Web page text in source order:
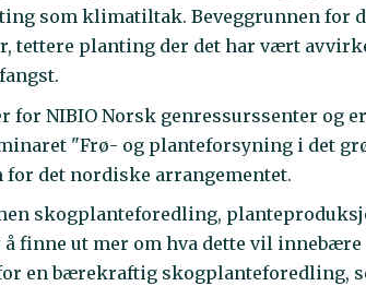
som klimatiltak. Beveggrunnen for
tettere planting der det har vært
for NIBIO Norsk genressurssenter og
"Frø- og planteforsyning i det
det nordiske arrangementet.
skogplanteforedling,
å finne ut mer om hva dette vil
en bærekraftig skogplanteforedling,